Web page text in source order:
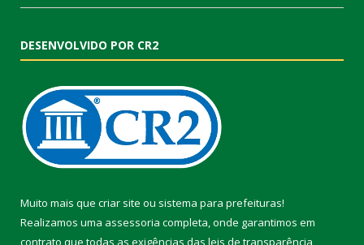
DESENVOLVIDO POR CR2
Muito mais que criar site ou sistema para prefeituras!
Realizamos uma assessoria completa, onde garantimos em
contrato que todas as exigências das leis de transparência